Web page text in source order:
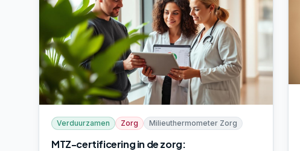
Verduurzamen Zorg Milieuthermometer Zorg
MTZ-certificering in de zorg: